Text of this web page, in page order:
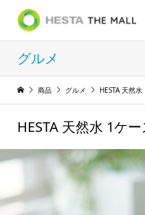
グルメ
商品 グルメ HESTA 天然
HESTA 天然水 1ケ